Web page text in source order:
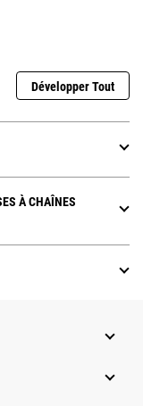
Développer Tout
À CHAÎNES